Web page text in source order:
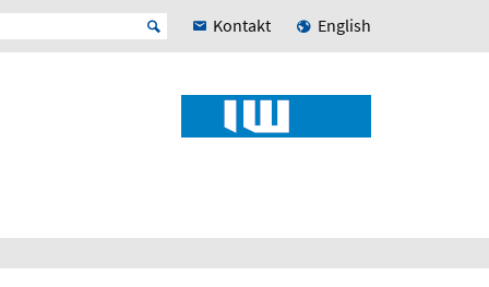
Kontakt English